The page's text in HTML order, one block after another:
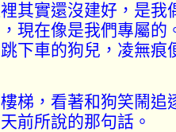
裡其實還沒建好，是
現在像是我們專屬的
下車的狗兒，凌無痕
梯，看著和狗笑鬧追
前所說的那句話。